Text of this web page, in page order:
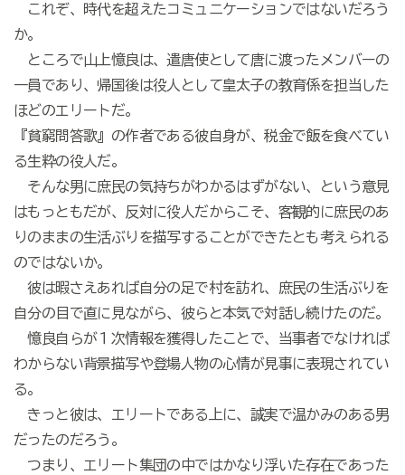
これぞ、時代を超えたコミュニケーションではないだろう
か。
ところで山上憶良は、遣唐使として唐に渡ったメンバーの
一員であり、帰国後は役人として皇太子の教育係を担当した
ほどのエリートだ。
『貧窮問答歌』の作者である彼自身が、税金で飯を食べてい
る生粋の役人だ。
そんな男に庶民の気持ちがわかるはずがない、という意見
はもっともだが、反対に役人だからこそ、客観的に庶民のあ
りのままの生活ぶりを描写することができたとも考えられる
のではないか。
彼は暇さえあれば自分の足で村を訪れ、庶民の生活ぶりを
自分の目で直に見ながら、彼らと本気で対話し続けたのだ。
憶良自らが１次情報を獲得したことで、当事者でなければ
わからない背景描写や登場人物の心情が見事に表現されてい
る。
きっと彼は、エリートである上に、誠実で温かみのある男
だったのだろう。
つまり、エリート集団の中ではかなり浮いた存在であった